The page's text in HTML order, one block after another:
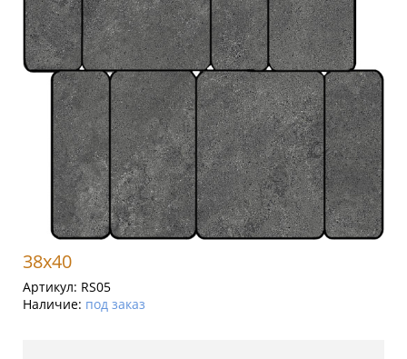
38x40
Артикул: RS05
Наличие: под заказ